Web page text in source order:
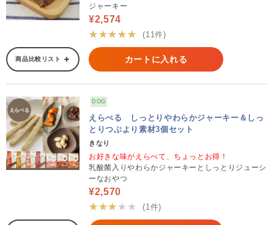
ジャーキー
¥2,574
★★★★★
(11件)
商品比較リスト カートに入れる
DOG
えらべる しっとりやわらかジャーキー＆しっ
とりつぶより素材3個セット
きなり
お好きな味がえらべて、ちょっとお得！
乳酸菌入りやわらかジャーキーとしっとりジューシ
ーなおやつ
¥2,570
★★★★★
(1件)